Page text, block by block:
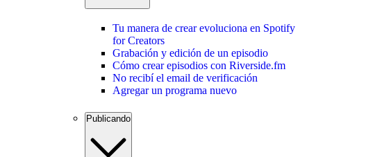
Tu manera de crear evoluciona en Spotify
for Creators
Grabación y edición de un episodio
Cómo crear episodios con Riverside.fm
No recibí el email de verificación
Agregar un programa nuevo
Publicando